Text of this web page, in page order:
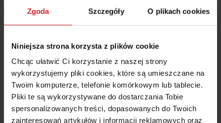
Zgoda Szczegóły O plikach cookies
Niniejsza strona korzysta z plików cookie
Chcąc ułatwić Ci korzystanie z naszej strony
wykorzystujemy pliki cookies, które są umieszczane na
Twoim komputerze, telefonie komórkowym lub tablecie.
Pliki te są wykorzystywane do dostarczania Tobie
spersonalizowanych treści, dopasowanych do Twoich
zainteresowań artykułów i informacji reklamowych oraz